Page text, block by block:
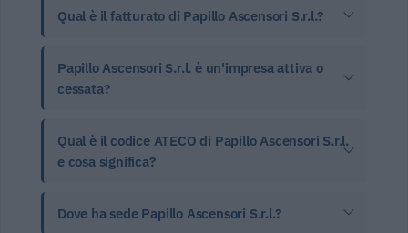
Qual è il fatturato di Papillo Ascensori S.r.l.?
Papillo Ascensori S.r.l. è un'impresa attiva o
cessata?
Qual è il codice ATECO di Papillo Ascensori S.r.l.
e cosa significa?
Dove ha sede Papillo Ascensori S.r.l.?